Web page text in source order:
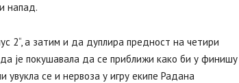
напад.
2“, а затим и да дуплира предност на четири
је покушавала да се приближи како би у финишу
се и нервоза у игру екипе Радана